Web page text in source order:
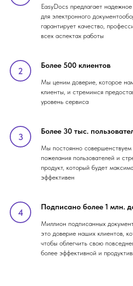
EasyDocs предлагает
для электронного
гарантирует качество,
всех аспектах работы
Более 500 клиентов
Мы ценим доверие, которое
клиенты, и стремимся
уровень сервиса
Более 30 тыс.
Мы постоянно
пожелания пользователей и
продукт, который будет
эффективен
Подписано более 1 млн.
Миллион подписанных
это доверие наших клиентов,
чтобы облегчить свою
более эффективной и